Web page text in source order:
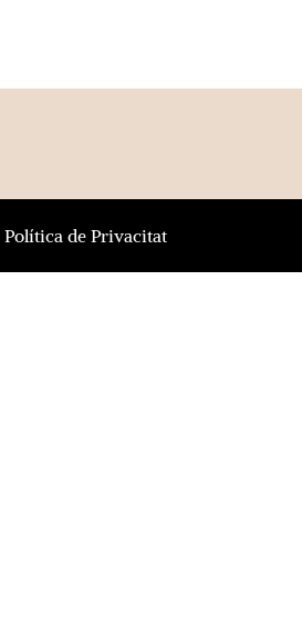
Política de Privacitat